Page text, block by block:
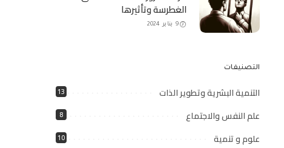
الغطرسة وتأثيرها
9 يناير 2024
التصنيفات
التنمية البشرية وتطوير الذات 13
علم النفس والاجتماع 8
علوم و تنمية 10